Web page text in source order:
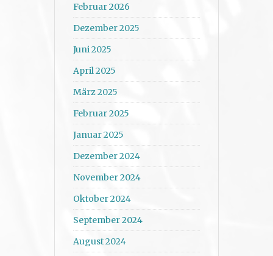
Februar 2026
Dezember 2025
Juni 2025
April 2025
März 2025
Februar 2025
Januar 2025
Dezember 2024
November 2024
Oktober 2024
September 2024
August 2024